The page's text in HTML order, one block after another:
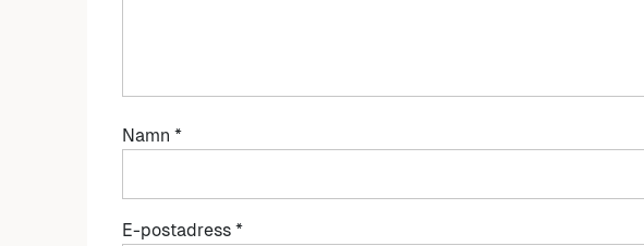
Namn *
E-postadress *